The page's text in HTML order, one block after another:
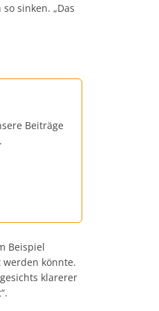
sinken. „Das
Beiträge
Beispiel
könnte.
klarerer